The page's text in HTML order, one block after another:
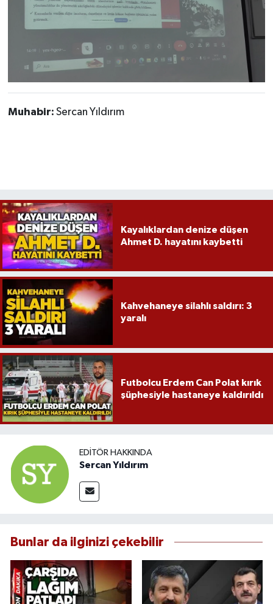
Muhabir: Sercan Yıldırım
Kayalıklardan denize düşen
Ahmet D. hayatını kaybetti
Kahvehaneye silahlı saldırı: 3
yaralı
Futbolcu Erdem Can Polat kırık
şüphesiyle hastaneye kaldırıldı
EDITÖR HAKKINDA
Sercan Yıldırım
Bunlar da ilginizi çekebilir